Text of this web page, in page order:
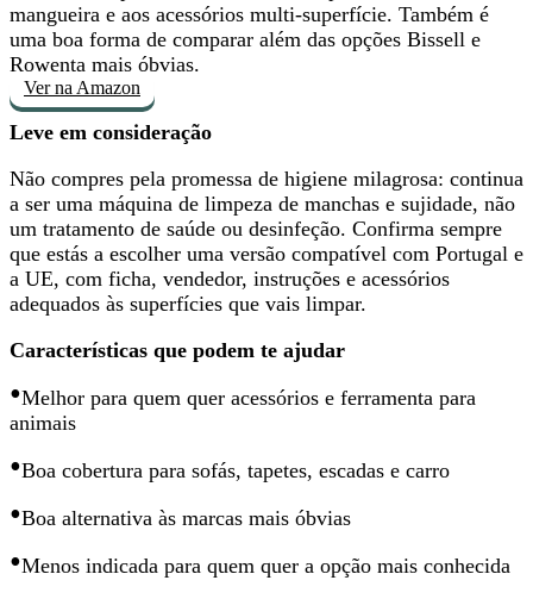
mangueira e aos acessórios multi-superfície. Também é
uma boa forma de comparar além das opções Bissell e
Rowenta mais óbvias.
Ver na Amazon
Leve em consideração
Não compres pela promessa de higiene milagrosa: continua
a ser uma máquina de limpeza de manchas e sujidade, não
um tratamento de saúde ou desinfeção. Confirma sempre
que estás a escolher uma versão compatível com Portugal e
a UE, com ficha, vendedor, instruções e acessórios
adequados às superfícies que vais limpar.
Características que podem te ajudar
•Melhor para quem quer acessórios e ferramenta para
animais
•Boa cobertura para sofás, tapetes, escadas e carro
•Boa alternativa às marcas mais óbvias
•Menos indicada para quem quer a opção mais conhecida